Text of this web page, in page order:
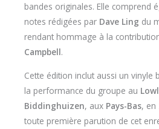
bandes originales. Elle comprend
notes rédigées par Dave Ling du
rendant hommage à la
Campbell.
Cette édition inclut aussi un vinyle
la performance du groupe au
Biddinghuizen, aux Pays-Bas, en
toute première parution de cet